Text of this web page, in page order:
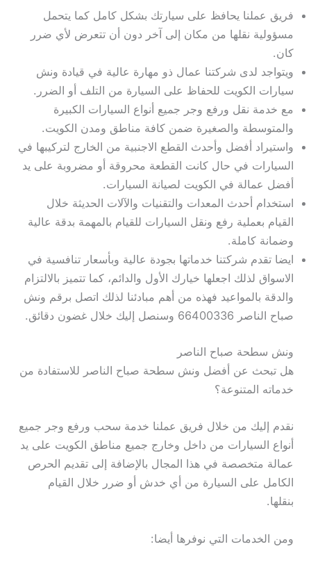
فريق عملنا يحافظ على سيارتك بشكل كامل كما يتحمل
مسؤولية نقلها من مكان إلى آخر دون أن تتعرض لأي ضرر
كان.
ويتواجد لدى شركتنا عمال ذو مهارة عالية في قيادة ونش
سيارات الكويت للحفاظ على السيارة من التلف أو الضرر.
مع خدمة نقل ورفع وجر جميع أنواع السيارات الكبيرة
والمتوسطة والصغيرة ضمن كافة مناطق ومدن الكويت.
واستيراد أفضل وأحدث القطع الاجنبية من الخارج لتركيبها في
السيارات في حال كانت القطعة محروقة أو مضروبة على يد
أفضل عمالة في الكويت لصيانة السيارات.
استخدام أحدث المعدات والتقنيات والآلات الحديثة خلال
القيام بعملية رفع ونقل السيارات للقيام بالمهمة بدقة عالية
وضمانة كاملة.
ايضا تقدم شركتنا خدماتها بجودة عالية وبأسعار تنافسية في
الاسواق لذلك اجعلها خيارك الأول والدائم، كما تتميز بالالتزام
والدقة بالمواعيد فهذه من أهم مبادئنا لذلك اتصل برقم ونش
صباح الناصر 66400336 وسنصل إليك خلال غضون دقائق.
ونش سطحة صباح الناصر
هل تبحث عن أفضل ونش سطحة صباح الناصر للاستفادة من
خدماته المتنوعة؟
نقدم إليك من خلال فريق عملنا خدمة سحب ورفع وجر جميع
أنواع السيارات من داخل وخارج جميع مناطق الكويت على يد
عمالة متخصصة في هذا المجال بالإضافة إلى تقديم الحرص
الكامل على السيارة من أي خدش أو ضرر خلال القيام
بنقلها.
ومن الخدمات التي نوفرها أيضا: